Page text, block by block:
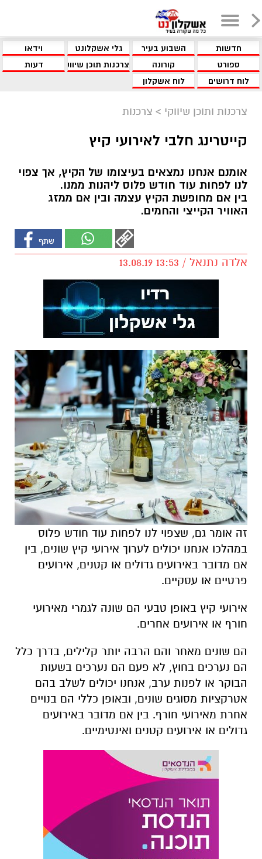
חדשות השבוע בעיר גלי אשקלונט
וידאו
ספורט
קורונה צרכנות תוכן שיווקי
דעות
לוח דרושים
לוח אשקלון
צרכנות ותוכן שיווקי > צרכנות
קייטרינג חלבי לאירועי קיץ
אומנם אנחנו נמצאים בעיצומו של הקיץ, אך צפוי
לנו לפחות עוד חודש פלוס ליהנות ממנו.
בין אם מחופשת הקיץ עצמה ובין אם ממזג
האוויר הקייצי והחמים.
אלדה נתנאל / 13:53 13.08.19
זה אומר גם, שצפוי לנו לפחות עוד חודש פלוס
במהלכו אנחנו יכולים לערוך אירועי קיץ שונים, בין
אם מדובר באירועים גדולים או קטנים, אירועים
פרטיים או עסקיים.
אירועי קיץ באופן טבעי הם שונה לגמרי מאירועי
חורף או אירועים אחרים.
הם שונים מאחר והם הרבה יותר קלילים, בדרך כלל
הם נערכים בחוץ, לא פעם הם נערכים בשעות
הבוקר או לפנות ערב, אנחנו יכולים לשלב בהם
אטרקציות מסוגים שונים, ובאופן כללי הם בנויים
אחרת מאירועי חורף. בין אם מדובר באירועים
גדולים או אירועים קטנים ואינטימיים.